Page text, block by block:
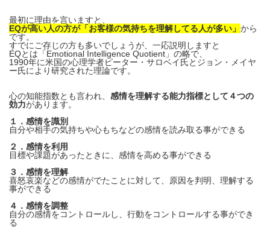
最初に理由を言いますと、
EQが高い人の方が「お客様の気持ちを理解してる人が多い」 から
です。
すでにご存じの方も多いでしょうが、一応説明しますと
EQとは「Emotional Intelligence Quotient」の略で、
1990年に米国の心理学者ピーター・サロベイ氏とジョン・メイヤ
ー氏により研究された理論です。
心の知能指数とも言われ、 感情を理解する能力指標として４つの
効力があります。
１．感情を識別
自分や相手の気持ちや心もちなどの感情を読み取る事ができる
２．感情を利用
目標や課題があったときに、感情を高める事ができる
３．感情を理解
喜怒哀楽などの感情がでたことに対して、原因を判明、理解する
事ができる
４．感情を調整
自分の感情をコントロールし、行動をコントロールする事ができ
る